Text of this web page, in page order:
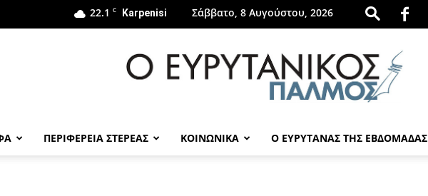
22.1 C Karpenisi Σάββατο, 8 Αυγούστου, 2026
ΠΕΡΙΦΕΡΕΙΑ ΣΤΕΡΕΑΣ ΚΟΙΝΩΝΙΚΑ Ο ΕΥΡΥΤΑΝΑΣ ΤΗΣ ΕΒΔΟΜΑΔΑΣ